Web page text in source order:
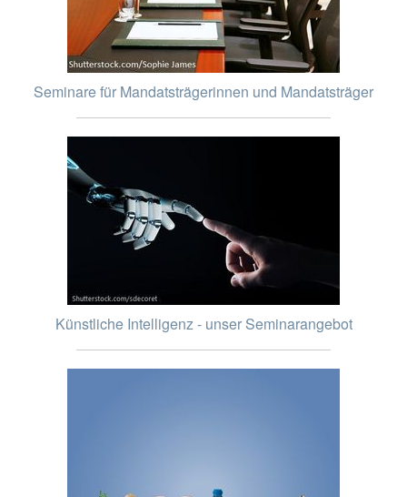
Seminare für Mandatsträgerinnen und Mandatsträger
Künstliche Intelligenz - unser Seminarangebot